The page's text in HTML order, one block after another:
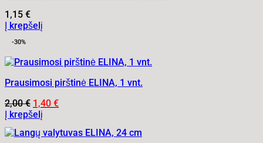
1,15 €
Į krepšelį
-30%
Prausimosi pirštinė ELINA, 1 vnt.
2,00€ Original
price
2,00 €.
1,40 €Current
1,40 €.
Į krepšelį